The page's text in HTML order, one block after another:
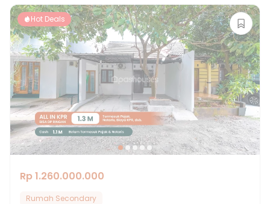
Hot Deals
Rp 1.260.000.000
Rumah Secondary